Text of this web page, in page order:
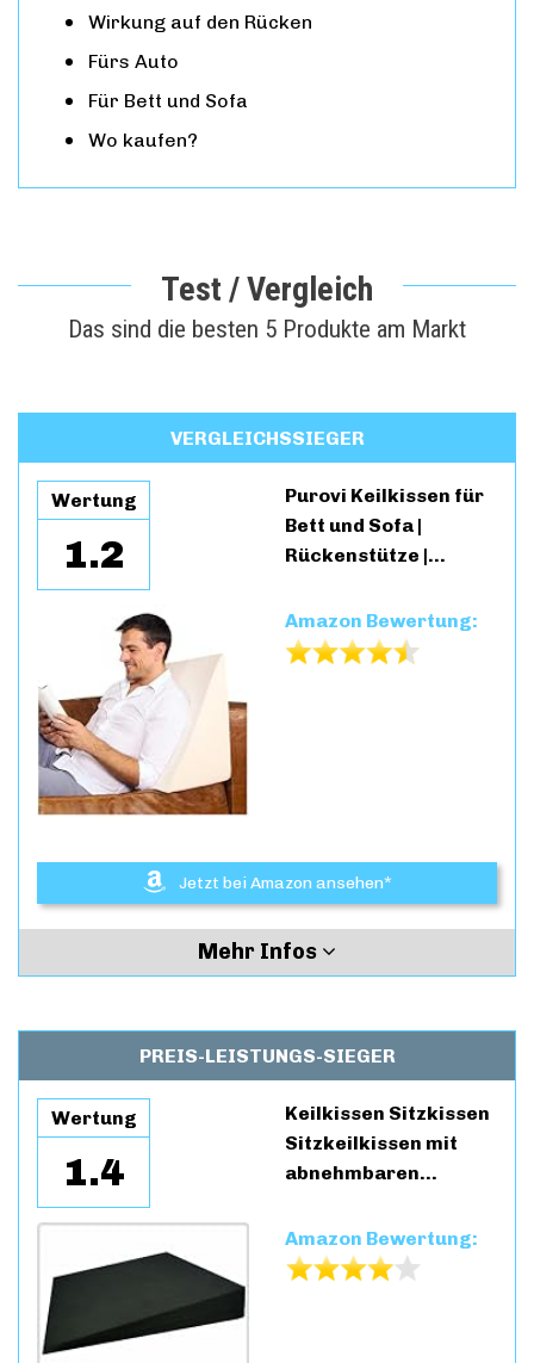
Wirkung auf den Rücken
Fürs Auto
Für Bett und Sofa
Wo kaufen?
Test / Vergleich
Das sind die besten 5 Produkte am Markt
VERGLEICHSSIEGER
Wertung
1.2
Purovi Keilkissen für
Bett und Sofa |
Rückenstütze |…
Amazon Bewertung:
Jetzt bei Amazon ansehen*
Mehr Infos
PREIS-LEISTUNGS-SIEGER
Wertung
1.4
Keilkissen Sitzkissen
Sitzkeilkissen mit
abnehmbaren…
Amazon Bewertung: